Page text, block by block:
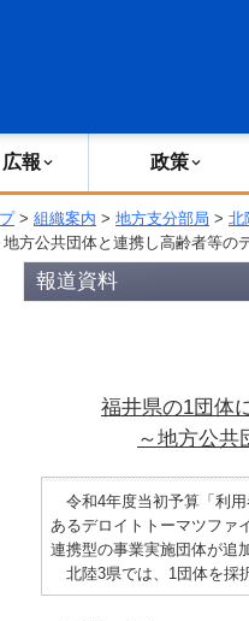
報 政策
> 組織案内 > 地方支分部局 > 北
方公共団体と連携し高齢者等の
報道資料
福井県の1団体
～地方公共
令和4年度当初予算「利用
あるデロイトトーマツファ
連携型の事業実施団体が追
北陸3県では、1団体を採